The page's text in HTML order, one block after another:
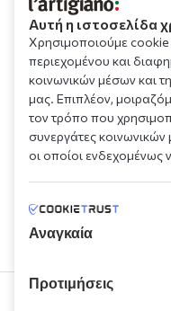
Αυτή η ιστοσελίδα
Χρησιμοποιούμε cookie
περιεχομένου και
κοινωνικών μέσων και
μας. Επιπλέον,
τον τρόπο που
συνεργάτες
οι οποίοι ενδεχομένως
υπηρεσιών τους.
Αναγκαία
Προτιμήσεις